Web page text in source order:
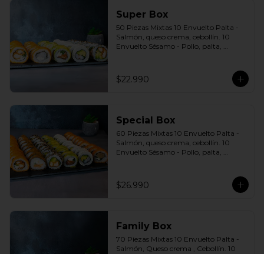
Super Box
50 Piezas Mixtas 10 Envuelto Palta -
Salmón, queso crema, cebollín. 10
Envuelto Sésamo - Pollo, palta,
Pollo, queso crema, cebollín. 10 Panko
- Camarón, queso crema, cebollín
$22.990
Special Box
60 Piezas Mixtas 10 Envuelto Palta -
Salmón, queso crema, cebollín. 10
Envuelto Sésamo - Pollo, palta,
Pollo, queso crema, cebollín. 10 Panko
- Champiñón, queso crema, cebollín.
$26.990
Family Box
70 Piezas Mixtas 10 Envuelto Palta -
Salmón, Queso crema , Cebollín. 10